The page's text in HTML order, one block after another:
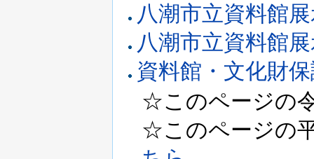
八潮市立資料館
八潮市立資料館
資料館・文化財
☆このページの
☆このページの